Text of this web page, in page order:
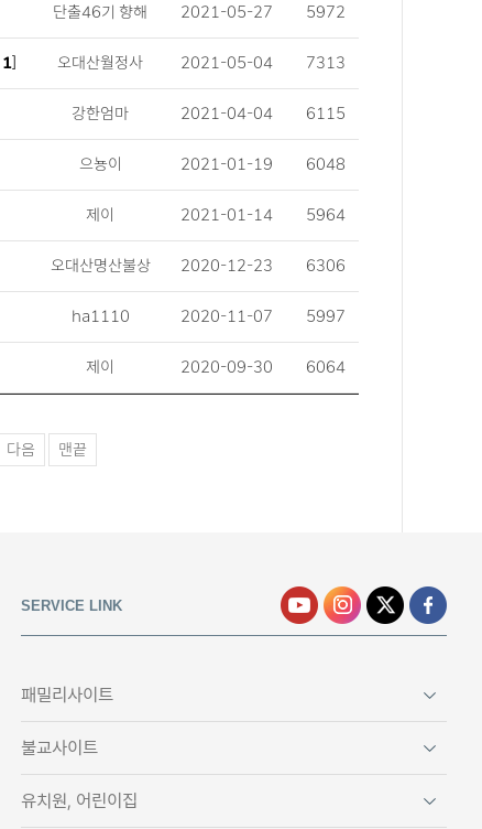
단출46기 향해 2021-05-27 5972
1] 오대산월정사 2021-05-04 7313
강한엄마 2021-04-04 6115
으뇽이 2021-01-19 6048
제이 2021-01-14 5964
오대산명산불상 2020-12-23 6306
ha1110 2020-11-07 5997
제이 2020-09-30 6064
다음 맨끝
SERVICE LINK
패밀리사이트
불교사이트
유치원, 어린이집